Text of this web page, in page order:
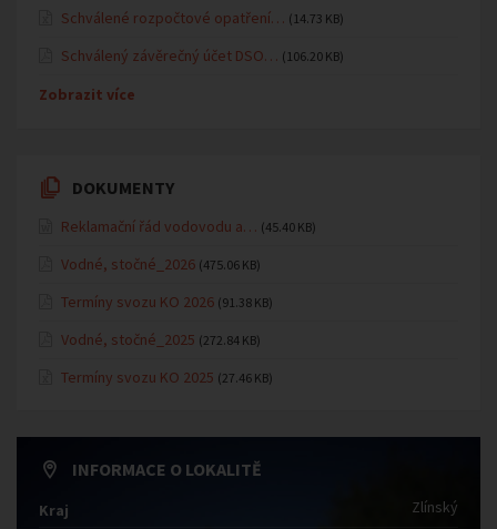
Schválené rozpočtové opatření… (14.73 KB)
Schválený závěrečný účet DSO… (106.20 KB)
Zobrazit více
DOKUMENTY
Reklamační řád vodovodu a… (45.40 KB)
Vodné, stočné_2026 (475.06 KB)
Termíny svozu KO 2026 (91.38 KB)
Vodné, stočné_2025 (272.84 KB)
Termíny svozu KO 2025 (27.46 KB)
INFORMACE O LOKALITĚ
Kraj Zlínský